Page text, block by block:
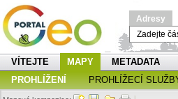
Adresy
VÍTEJTE MAPY METADATA
PROHLÍŽENÍ
PROHLÍŽECÍ